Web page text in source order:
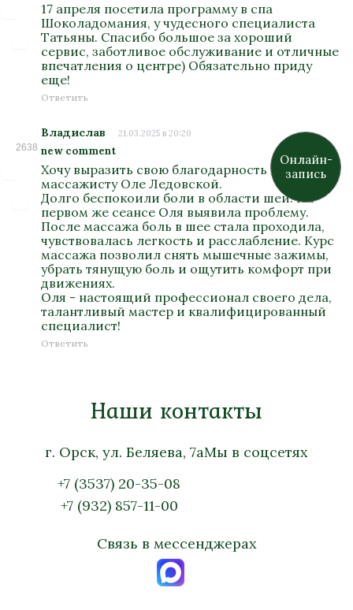
17 апреля посетила программу в спа
Шоколадомания, у чудесного специалиста
Татьяны. Спасибо большое за хороший
сервис, заботливое обслуживание и отличные
впечатления о центре) Обязательно приду
еще!
Ответить
2638
Владислав 21.03.2025 в 20:20
new comment
Хочу выразить свою благодарность
массажисту Оле Ледовской.
Долго беспокоили боли в области шеи. На
первом же сеансе Оля выявила проблему.
После массажа боль в шее стала проходила,
чувствовалась легкость и расслабление. Курс
массажа позволил снять мышечные зажимы,
убрать тянущую боль и ощутить комфорт при
движениях.
Оля - настоящий профессионал своего дела,
талантливый мастер и квалифицированный
специалист!
Ответить
Наши контакты
г. Орск, ул. Беляева, 7а
+7 (3537) 20-35-08
+7 (932) 857-11-00
Мы в соцсетях
Связь в мессенджерах
Онлайн-
запись